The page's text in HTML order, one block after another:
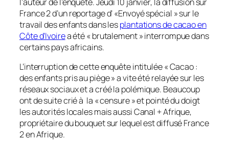
France 2 d’un reportage d’ «Envoyé spécial » sur le
travail des enfants dans lesplantations de cacao en
Côte d’Ivoirea été « brutalement » interrompue dans
certains pays africains.
L’interruption de cette enquête intitulée « Cacao :
des enfants pris au piège » a vite été relayée sur les
réseaux sociaux et a créé la polémique. Beaucoup
ont de suite crié à la « censure » et pointé du doigt
les autorités locales mais aussi Canal + Afrique,
propriétaire du bouquet sur lequel est diffusé France
2 en Afrique.